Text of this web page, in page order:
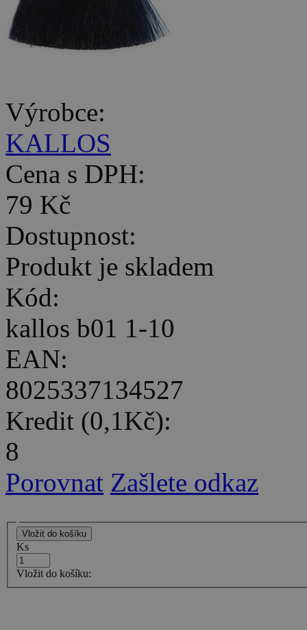
Výrobce:
KALLOS
Cena s DPH:
79 Kč
Dostupnost:
Produkt je skladem
Kód:
kallos b01 1-10
EAN:
8025337134527
Kredit (0,1Kč):
8
Porovnat Zašlete odkaz
Ks
Vložit do košíku: